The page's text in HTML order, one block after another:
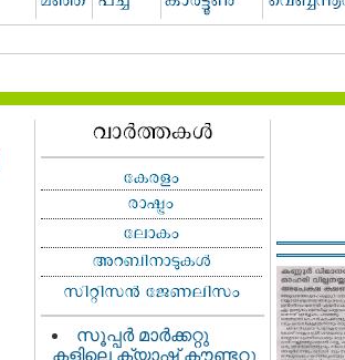
സൂപ്പർ മാർക്കറ്റു
കളിലെ ക്യാഷ് കൗണ്ടറു